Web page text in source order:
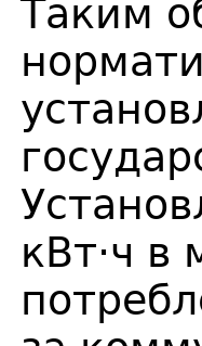
Таким
кВт·ч в